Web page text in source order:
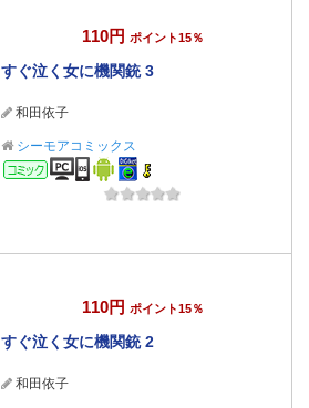
110円 ポイント15％
すぐ泣く女に機関銃 3
和田依子
シーモアコミックス
コミック
110円 ポイント15％
すぐ泣く女に機関銃 2
和田依子